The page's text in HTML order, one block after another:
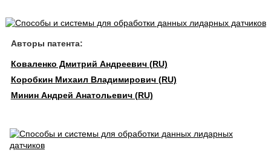
Авторы патента:
Коваленко Дмитрий Андреевич (RU)
Коробкин Михаил Владимирович (RU)
Минин Андрей Анатольевич (RU)